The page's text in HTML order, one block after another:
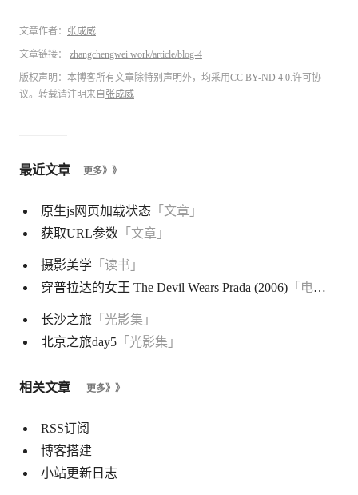
文章作者： 张成威
文章链接： zhangchengwei.work/article/blog-4
版权声明：本博客所有文章除特别声明外，均采用CC BY-ND 4.0 .许可协
议。转载请注明来自 张成威
最近文章 更多》》
原生js网页加载状态「文章」
获取URL参数「文章」
摄影美学「读书」
穿普拉达的女王 The Devil Wears Prada (2006)「电影」
长沙之旅「光影集」
北京之旅day5「光影集」
相关文章 更多》》
RSS订阅
博客搭建
小站更新日志